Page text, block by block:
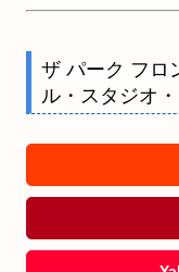
ザ パーク フロ
ル・スタジオ